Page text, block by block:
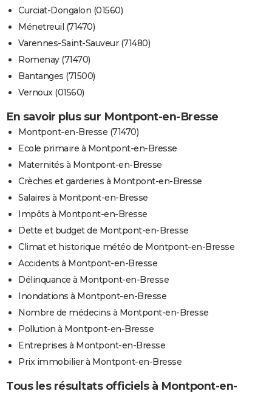
Curciat-Dongalon (01560)
Ménetreuil (71470)
Varennes-Saint-Sauveur (71480)
Romenay (71470)
Bantanges (71500)
Vernoux (01560)
En savoir plus sur Montpont-en-Bresse
Montpont-en-Bresse (71470)
Ecole primaire à Montpont-en-Bresse
Maternités à Montpont-en-Bresse
Crèches et garderies à Montpont-en-Bresse
Salaires à Montpont-en-Bresse
Impôts à Montpont-en-Bresse
Dette et budget de Montpont-en-Bresse
Climat et historique météo de Montpont-en-Bresse
Accidents à Montpont-en-Bresse
Délinquance à Montpont-en-Bresse
Inondations à Montpont-en-Bresse
Nombre de médecins à Montpont-en-Bresse
Pollution à Montpont-en-Bresse
Entreprises à Montpont-en-Bresse
Prix immobilier à Montpont-en-Bresse
Tous les résultats officiels à Montpont-en-